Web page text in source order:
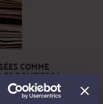
COMME
ROUTIERS !